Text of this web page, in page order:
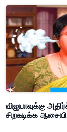
விஜயாவுக்கு
சிறகடிக்க